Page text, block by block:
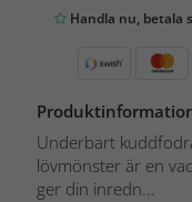
Handla nu, betala
Underbart
lövmönster är en
ger din inredn...